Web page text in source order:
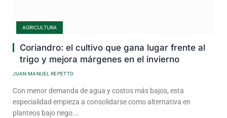
AGRICULTURA
Coriandro: el cultivo que gana lugar frente al
trigo y mejora márgenes en el invierno
JUAN MANUEL REPETTO
Con menor demanda de agua y costos más bajos, esta
especialidad empieza a consolidarse como alternativa en
planteos bajo riego.…